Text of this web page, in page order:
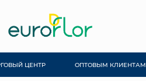
ЦЕНТР ОПТОВЫМ КЛИЕНТАМ